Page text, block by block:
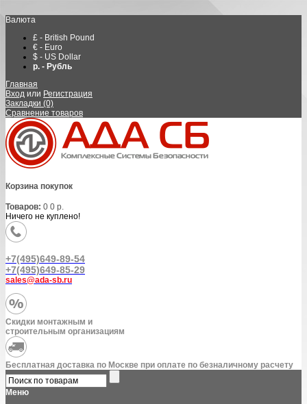
Валюта
£ - British Pound
€ - Euro
$ - US Dollar
р. - Рубль
Главная
Вход или Регистрация
Закладки (0)
Сравнение товаров
Корзина покупок
Товаров: 0 0 р.
Ничего не куплено!
+7(495)649-89-54
+7(495)649-85-29
sales@ada-sb.ru
Скидки монтажным и
строительным организациям
Бесплатная доставка по Москве при оплате по безналичному расчету
Меню